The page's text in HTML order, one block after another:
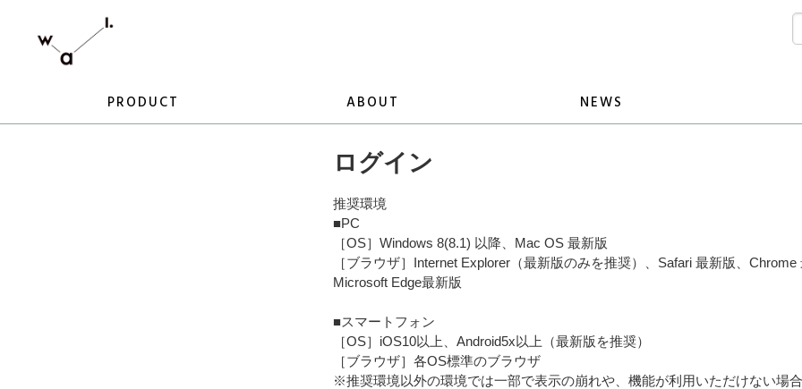
PRODUCT ABOUT NEWS
ログイン
推奨環境
■PC
［OS］Windows 8(8.1) 以降、Mac OS 最新版
［ブラウザ］Internet Explorer（最新版のみを推奨）、Safari 最新版、Chrome
Microsoft Edge最新版
■スマートフォン
［OS］iOS10以上、Android5x以上（最新版を推奨）
［ブラウザ］各OS標準のブラウザ
※推奨環境以外の環境では一部で表示の崩れや、機能が利用いただけない場